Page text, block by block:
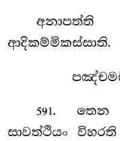
ආදිකම්මිකස්සාති.
591.
සාවත්ථියං